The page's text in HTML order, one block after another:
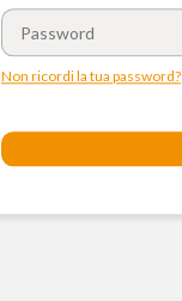
Non ricordi la tua password?